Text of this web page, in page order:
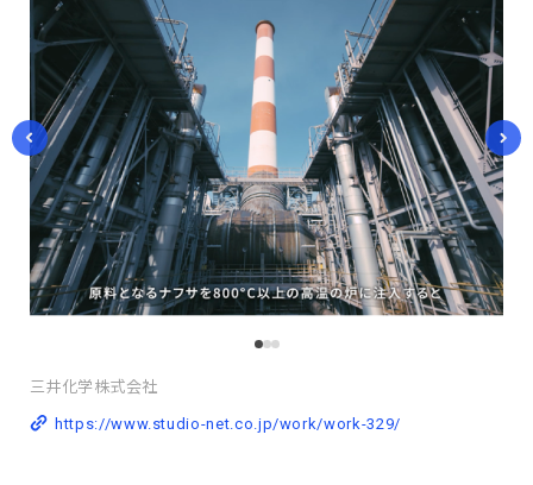
三井化学株式会社
https://www.studio-net.co.jp/work/work-329/